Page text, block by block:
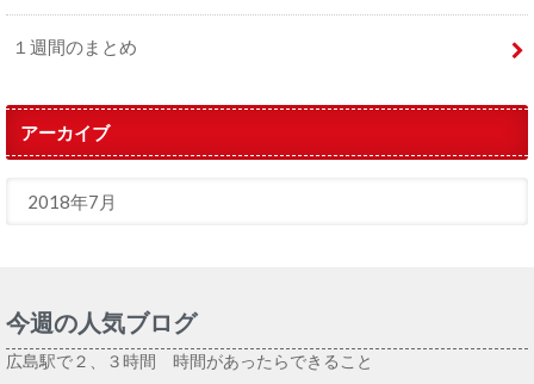
１週間のまとめ
アーカイブ
今週の人気ブログ
広島駅で２、３時間 時間があったらできること